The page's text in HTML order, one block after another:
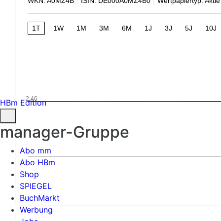
1T 1W 1M 3M 6M 1J 3J 5J 10J
2,46
HBm Edition
manager-Gruppe
Abo mm
Abo HBm
Shop
SPIEGEL
BuchMarkt
Werbung